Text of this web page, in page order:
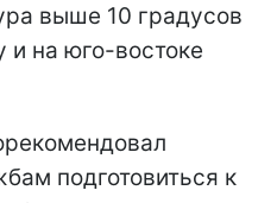
выше 10 градусов
на юго-востоке
подготовиться к